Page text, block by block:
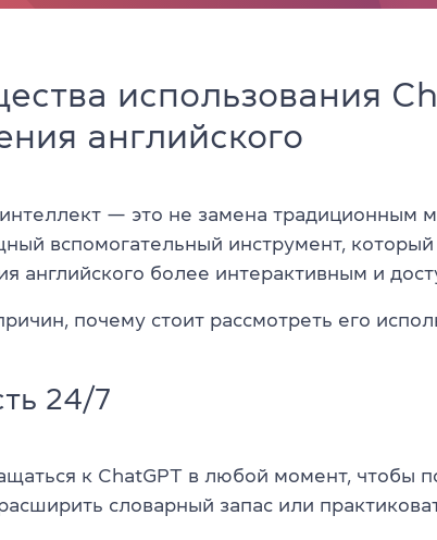
использования
английского
— это не замена традиционным
вспомогательный инструмент,
английского более интерактивным и
почему стоит рассмотреть его
24/7
к ChatGPT в любой момент, чтобы
словарный запас или